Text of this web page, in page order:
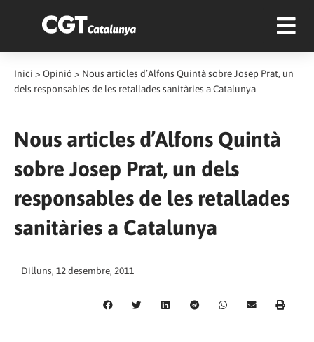
Inici > Opinió > Nous articles d’Alfons Quintà sobre Josep Prat, un
dels responsables de les retallades sanitàries a Catalunya
Nous articles d’Alfons Quintà
sobre Josep Prat, un dels
responsables de les retallades
sanitàries a Catalunya
Dilluns, 12 desembre, 2011